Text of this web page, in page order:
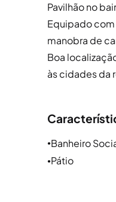
Pavilhão no
Equipado
manobra de
Boa
às cidades da
●Banheiro
●Pátio